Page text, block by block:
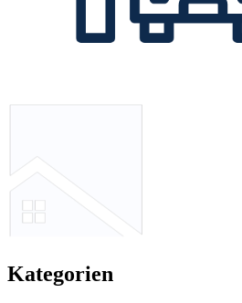
Kategorien